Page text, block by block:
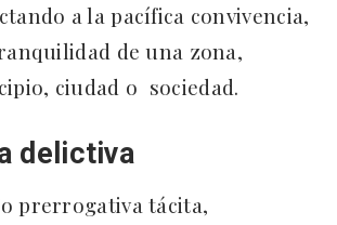
a la pacífica convivencia,
de una zona,
ciudad o sociedad.
delictiva
prerrogativa tácita,